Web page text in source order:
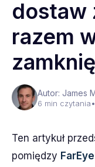
dostaw
razem
Autor: James
6 min czytania•
Ten artykuł
pomiędzy FarEye